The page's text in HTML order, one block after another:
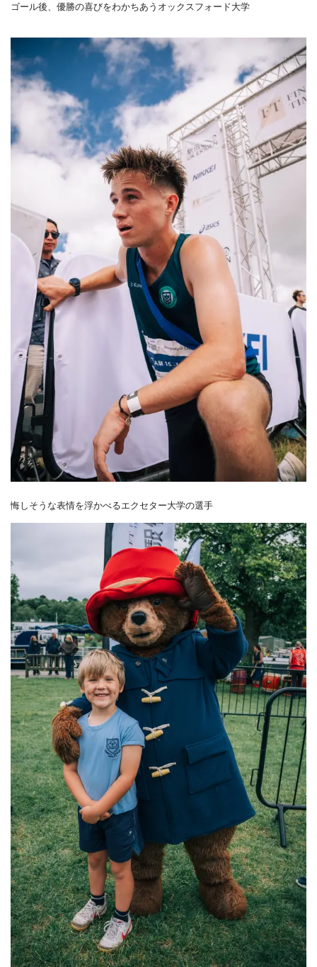
ゴール後、優勝の喜びをわかちあうオックスフォード大学
悔しそうな表情を浮かべるエクセター大学の選手